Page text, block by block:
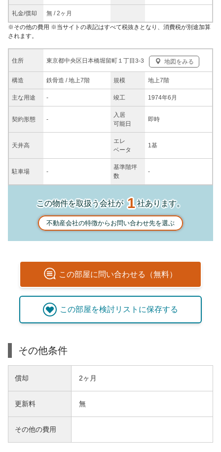
礼金/償却 無 /2ヶ月
住所 東京都中央区日本橋堀留町１丁目3-3 地図をみる
構造 鉄骨造 / 地上7階 規模 地上7階
主な用途 - 竣工 1974年6月
契約形態 -
入居
可能日
即時
天井高
エレ
ベータ
1基
駐車場 -
基準階坪
数
-
※その他の費用 ※当サイトの表記はすべて税抜きとなり、消費税が別途加算
されます。
この物件を取扱う会社が1社あります。
不動産会社の特徴からお問い合わせ先を選ぶ
この部屋に問い合わせる（無料）
この部屋を検討リストに保存する
その他条件
償却 2ヶ月
更新料 無
その他の費用